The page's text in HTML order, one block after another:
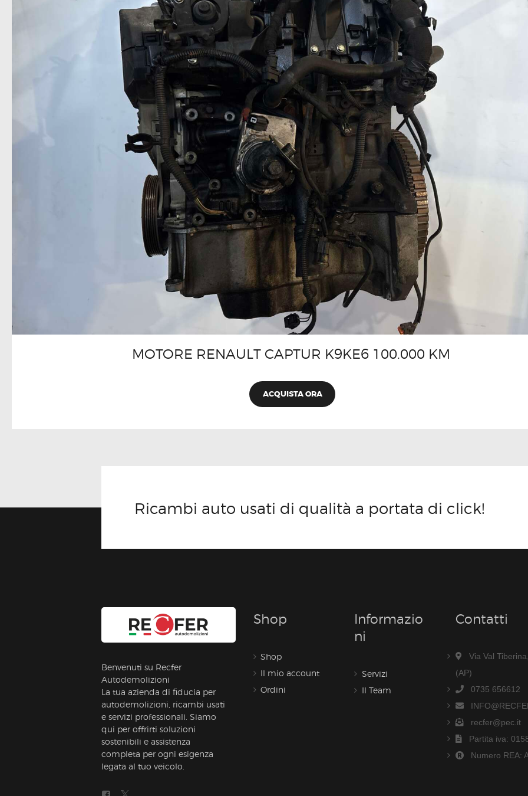
MOTORE RENAULT CAPTUR K9KE6 100.000 KM
ACQUISTA ORA
Ricambi auto usati di qualità a portata di click!
Benvenuti su Recfer
Autodemolizioni
La tua azienda di fiducia per
autodemolizioni, ricambi usati
e servizi professionali. Siamo
qui per offrirti soluzioni
sostenibili e assistenza
completa per ogni esigenza
legata al tuo veicolo.
Shop
Shop
Il mio account
Ordini
Informazio
Ni
Servizi
Il Team
Contatti
Via Val
(AP)
0735 656612
recfer@pec.it
Partita iva:
Numero REA: